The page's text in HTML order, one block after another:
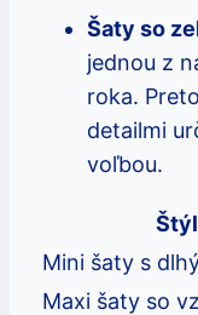
Šaty so
jednou z
roka.
detailmi
voľbou.
Štýl
Mini šaty s
Maxi šaty so